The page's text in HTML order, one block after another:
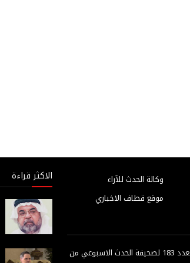
وكالة الحدث للآراء
موقع قطاف الاخباري
صدور العدد 183 لصحيفة الحدث الاسبوعي من
الاكثر قراءة